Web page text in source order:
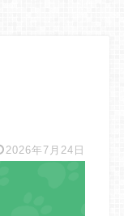
2026年7月24日